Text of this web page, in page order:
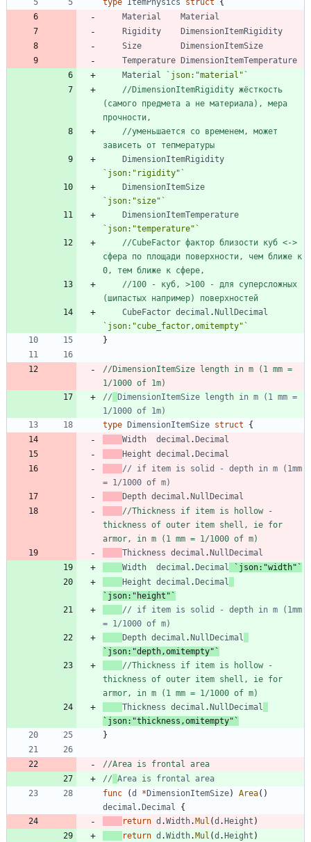
type ItemPhysics struct
{
Material
Material
Rigidity
DimensionItemRigidity
Size
DimensionItemSize
Temperature
DimensionItemTemperature
Material
` json:"material" `
//DimensionItemRigidity жёсткость
(самого предмета а не материала), мера
прочности,
//уменьшается со временем, может
зависеть от тепмературы
DimensionItemRigidity
` json:"rigidity" `
DimensionItemSize
` json:"size" `
DimensionItemTemperature
` json:"temperature" `
//CubeFactor фактор близости куб <->
сфера по площади поверхности, чем ближе к
0, тем ближе к сфере,
//100 - куб, >100 - для суперсложных
(шипастых например) поверхностей
CubeFactor decimal . NullDecimal
` json:"cube_factor,omitempty" `
}
//DimensionItemSize length in m (1 mm =
1/1000 of 1m)
//
DimensionItemSize length in m (1 mm =
1/1000 of 1m)
type
DimensionItemSize struct
{
Width
decimal . Decimal
Height decimal . Decimal
// if item is solid - depth in m (1mm
= 1/1000 of m)
Depth decimal . NullDecimal
//Thickness if item is hollow -
thickness of outer item shell, ie for
armor, in m (1 mm = 1/1000 of m)
Thickness decimal . NullDecimal
Width
decimal . Decimal ` json:"width" `
Height decimal . Decimal
` json:"height" `
// if item is solid - depth in m (1mm
= 1/1000 of m)
Depth decimal . NullDecimal
` json:"depth,omitempty" `
//Thickness if item is hollow -
thickness of outer item shell, ie for
armor, in m (1 mm = 1/1000 of m)
Thickness decimal . NullDecimal
` json:"thickness,omitempty" `
}
//Area is frontal area
// Area is frontal area
func
(d * DimensionItemSize) Area( )
decimal . Decimal
{
return d .Width. Mul (d . Height )
return d .Width. Mul (d . Height )